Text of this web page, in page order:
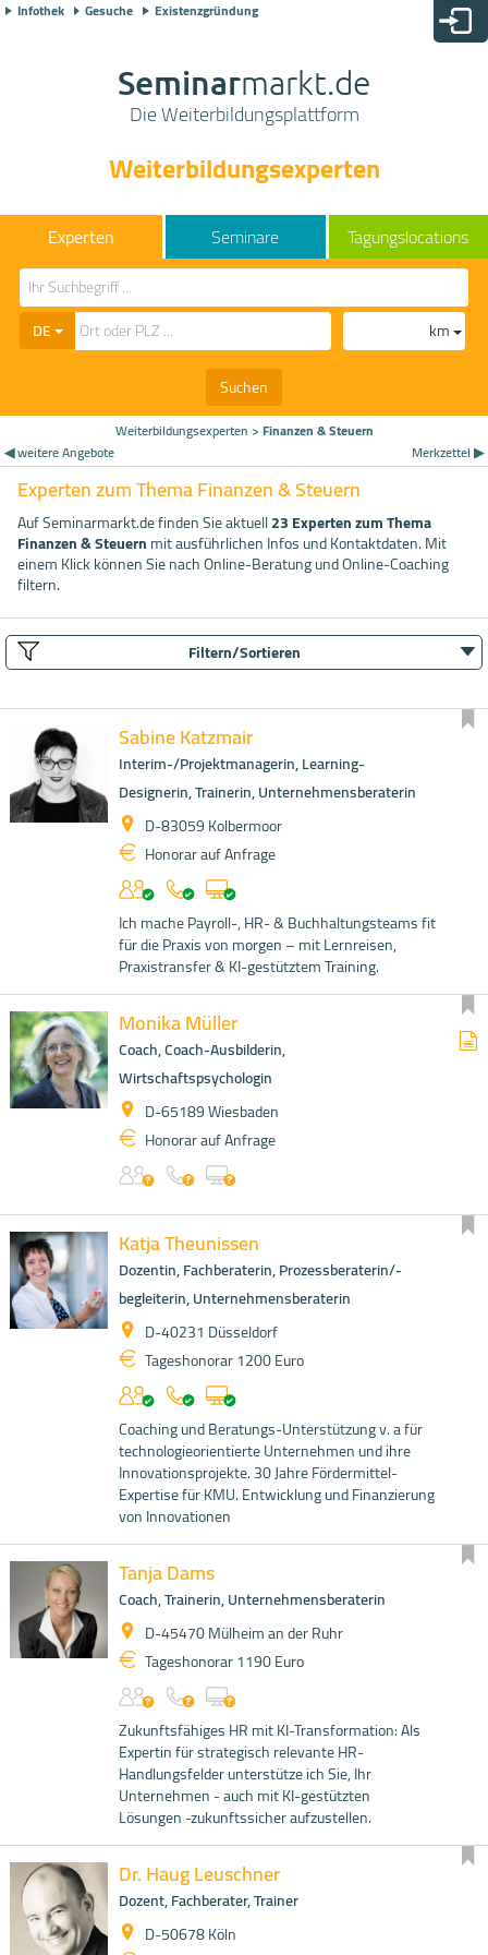
Infothek Gesuche Existenzgründung
Seminarmarkt.de
Die Weiterbildungsplattform
Weiterbildungsexperten
Seminare Tagungslocations
DE
km
Suchen
Weiterbildungsexperten > Finanzen & Steuern
◀ weitere Angebote
Merkzettel ▶
Experten zum Thema Finanzen & Steuern
Auf Seminarmarkt.de finden Sie aktuell23 Experten zum Thema
Finanzen & Steuernmit ausführlichen Infos und Kontaktdaten. Mit
einem Klick können Sie nach Online-Beratung und Online-Coaching
filtern.
Filtern/Sortieren
Sabine Katzmair
Interim-/Projektmanagerin, Learning-
Designerin, Trainerin, Unternehmensberaterin
D-83059 Kolbermoor
Honorar auf Anfrage
Ich mache Payroll-, HR- & Buchhaltungsteams fit
für die Praxis von morgen – mit Lernreisen,
Praxistransfer & KI-gestütztem Training.
Monika Müller
Coach, Coach-Ausbilderin,
Wirtschaftspsychologin
D-65189 Wiesbaden
Honorar auf Anfrage
Katja Theunissen
Dozentin, Fachberaterin, Prozessberaterin/-
begleiterin, Unternehmensberaterin
D-40231 Düsseldorf
Tageshonorar 1200 Euro
Coaching und Beratungs-Unterstützung v. a für
technologieorientierte Unternehmen und ihre
Innovationsprojekte. 30 Jahre Fördermittel-
Expertise für KMU. Entwicklung und Finanzierung
von Innovationen
Tanja Dams
Coach, Trainerin, Unternehmensberaterin
D-45470 Mülheim an der Ruhr
Tageshonorar 1190 Euro
Zukunftsfähiges HR mit KI-Transformation: Als
Expertin für strategisch relevante HR-
Handlungsfelder unterstütze ich Sie, Ihr
Unternehmen - auch mit KI-gestützten
Lösungen -zukunftssicher aufzustellen.
Dr. Haug Leuschner
Dozent, Fachberater, Trainer
D-50678 Köln